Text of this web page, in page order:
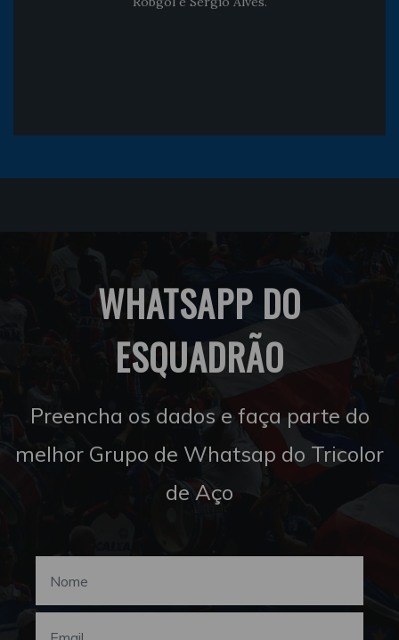
WHATSAPP DO
ESQUADRÃO
Preencha os dados e faça parte do
melhor Grupo de Whatsap do Tricolor
de Aço